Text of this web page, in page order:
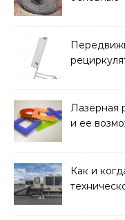
и советы
Лазерная
и ее
Как и